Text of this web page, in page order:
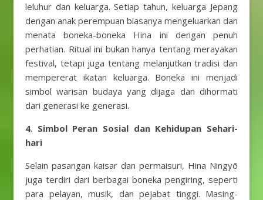
leluhur dan keluarga. Setiap tahun, keluarga Jepang
dengan anak perempuan biasanya mengeluarkan dan
menata boneka-boneka Hina ini dengan penuh
perhatian. Ritual ini bukan hanya tentang merayakan
festival, tetapi juga tentang melanjutkan tradisi dan
mempererat ikatan keluarga. Boneka ini menjadi
simbol warisan budaya yang dijaga dan dihormati
dari generasi ke generasi.
4. Simbol Peran Sosial dan Kehidupan Sehari-
hari
Selain pasangan kaisar dan permaisuri, Hina Ningyō
juga terdiri dari berbagai boneka pengiring, seperti
para pelayan, musik, dan pejabat tinggi. Masing-